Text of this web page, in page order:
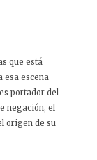
que está
esa escena
portador del
negación, el
origen de su